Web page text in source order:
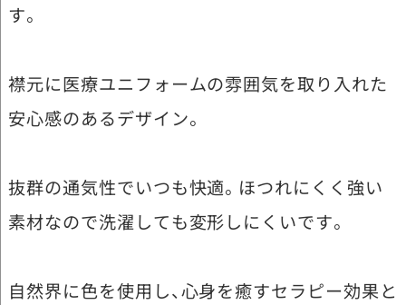
す。
襟元に医療ユニフォームの雰囲気を取り入れた
安心感のあるデザイン。
抜群の通気性でいつも快適。ほつれにくく強い
素材なので洗濯しても変形しにくいです。
自然界に色を使用し、心身を癒すセラピー効果と